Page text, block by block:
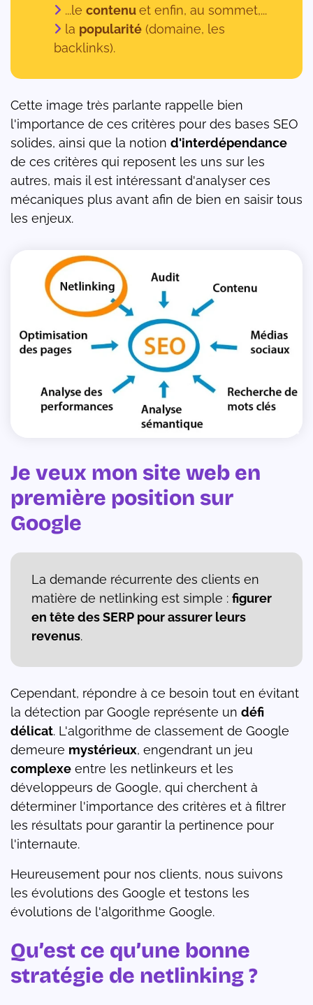
...le contenuet enfin, au sommet,...
la popularité (domaine, les
backlinks).
Cette image très parlante rappelle bien
l'importance de ces critères pour des bases SEO
solides, ainsi que la notion d'interdépendance
de ces critères qui reposent les uns sur les
autres, mais il est intéressant d'analyser ces
mécaniques plus avant afin de bien en saisir tous
les enjeux.
Je veux mon site web en
première position sur
Google
La demande récurrente des clients en
matière de netlinking est simple : figurer
en tête des SERP pour assurer leurs
revenus.
Cependant, répondre à ce besoin tout en évitant
la détection par Google représente un défi
délicat. L'algorithme de classement de Google
demeure mystérieux, engendrant un jeu
complexe entre les netlinkeurs et les
développeurs de Google, qui cherchent à
déterminer l'importance des critères et à filtrer
les résultats pour garantir la pertinence pour
l'internaute.
Heureusement pour nos clients, nous suivons
les évolutions des Google et testons les
évolutions de l'algorithme Google.
Qu’est ce qu’une bonne
stratégie de netlinking ?